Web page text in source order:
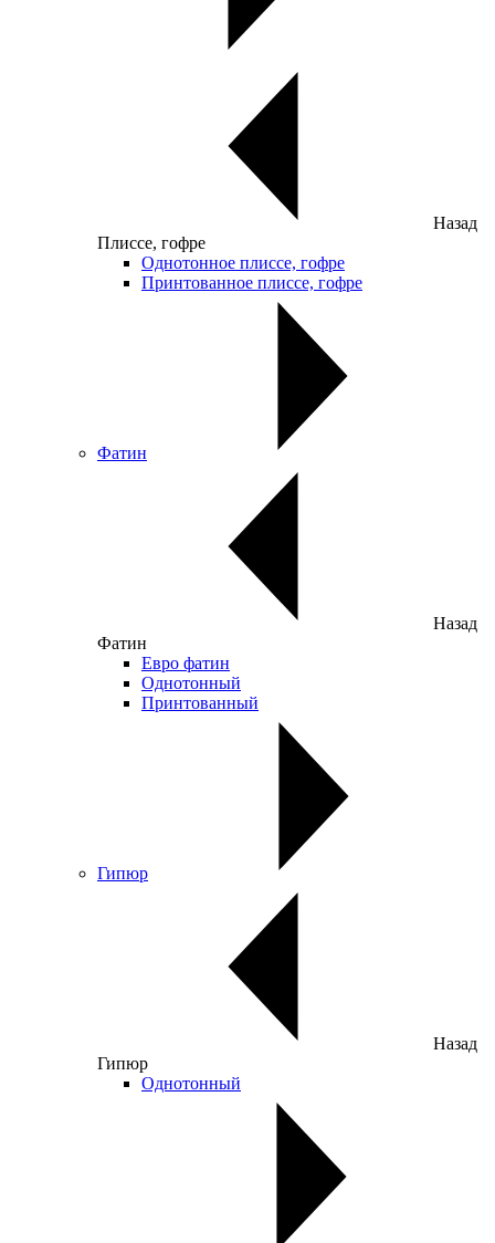
Назад
Плиссе, гофре
Однотонное плиссе, гофре
Принтованное плиссе, гофре
Фатин
Назад
Фатин
Евро фатин
Однотонный
Принтованный
Гипюр
Назад
Гипюр
Однотонный